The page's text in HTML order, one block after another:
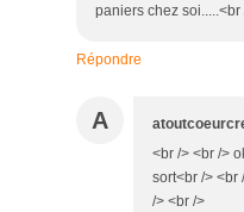
paniers chez soi.....<br
Répondre
A
<br /> <br />
sort<br /> <br
/> <br />